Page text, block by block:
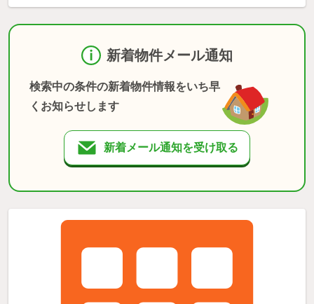
新着物件メール通知
検索中の条件の新着物件情報をいち早
くお知らせします
新着メール通知を受け取る